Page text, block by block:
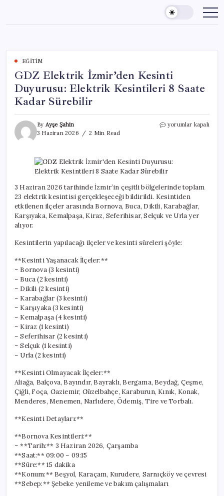
content
EĞITIM
GDZ Elektrik İzmir’den Kesinti
Duyurusu: Elektrik Kesintileri 8 Saate
Kadar Sürebilir
By Ayşe Şahin
3 Haziran 2026
2 Min Read
GDZ
Elektrik
8
Saate
Kadar
Sürebilir
için
yorumlar kapalı
3 Haziran 2026 tarihinde İzmir’in çeşitli bölgelerinde toplam
23 elektrik kesintisi gerçekleşeceği bildirildi. Kesintiden
etkilenen ilçeler arasında Bornova, Buca, Dikili, Karabağlar,
Karşıyaka, Kemalpaşa, Kiraz, Seferihisar, Selçuk ve Urla yer
alıyor.
Kesintilerin yapılacağı ilçeler ve kesinti süreleri şöyle:
**Kesinti Yaşanacak İlçeler:**
– Bornova (3 kesinti)
– Buca (2 kesinti)
– Dikili (2 kesinti)
– Karabağlar (3 kesinti)
– Karşıyaka (3 kesinti)
– Kemalpaşa (4 kesinti)
– Kiraz (1 kesinti)
– Seferihisar (2 kesinti)
– Selçuk (1 kesinti)
– Urla (2 kesinti)
**Kesinti Olmayacak İlçeler:**
Aliağa, Balçova, Bayındır, Bayraklı, Bergama, Beydağ, Çeşme,
Çiğli, Foça, Gaziemir, Güzelbahçe, Karaburun, Kınık, Konak,
Menderes, Menemen, Narlıdere, Ödemiş, Tire ve Torbalı.
**Kesinti Detayları:**
**Bornova Kesintileri:**
– **Tarih:** 3 Haziran 2026, Çarşamba
**Saat:** 09:00 – 09:15
**Süre:** 15 dakika
**Konum:** Beşyol, Karaçam, Kurudere, Sarnıçköy ve çevresi
**Sebep:** Şebeke yenileme ve bakım çalışmaları